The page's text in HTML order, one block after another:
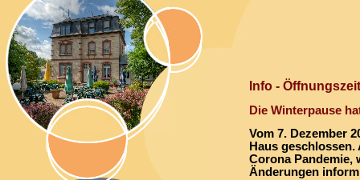
Info -
Die Winterpause
Vom 7. Dezember
Haus geschlossen.
Corona Pandemie,
Änderungen